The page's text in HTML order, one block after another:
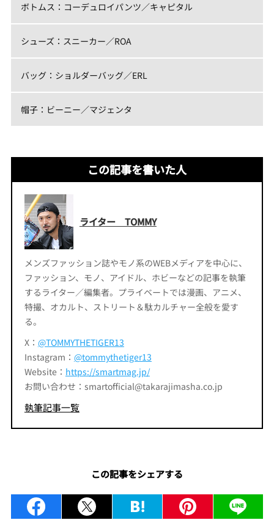
ボトムス：コーデュロイパンツ／キャピタル
シューズ：スニーカー／ROA
バッグ：ショルダーバッグ／ERL
帽子：ビーニー／マジェンタ
この記事を書いた人
ライター TOMMY
メンズファッション誌やモノ系のWEBメディアを中心に、
ファッション、モノ、アイドル、ホビーなどの記事を執筆
するライター／編集者。プライベートでは漫画、アニメ、
特撮、オカルト、ストリート＆駄カルチャー全般を愛す
る。
X： @TOMMYTHETIGER13
Instagram： @tommythetiger13
Website： https://smartmag.jp/
お問い合わせ：smartofficial@takarajimasha.co.jp
執筆記事一覧
この記事をシェアする